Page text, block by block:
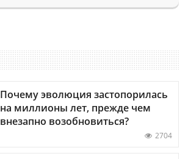
Почему эволюция застопорилась
на миллионы лет, прежде чем
внезапно возобновиться?
2704